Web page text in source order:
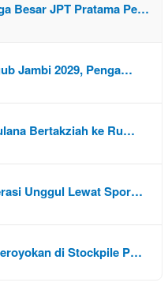
Besar JPT Pratama Pe…
Jambi 2029, Penga…
Bertakziah ke Ru…
Unggul Lewat Spor…
di Stockpile P…